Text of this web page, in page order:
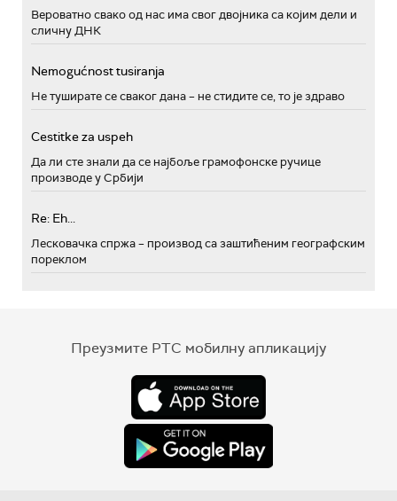
Вероватно свако од нас има свог двојника са којим дели и
сличну ДНК
Nemogućnost tusiranja
Не туширате се сваког дана – не стидите се, то је здраво
Cestitke za uspeh
Да ли сте знали да се најбоље грамофонске ручице
производе у Србији
Re: Eh...
Лесковачка спржа – производ са заштићеним географским
пореклом
Преузмите РТС мобилну апликацију